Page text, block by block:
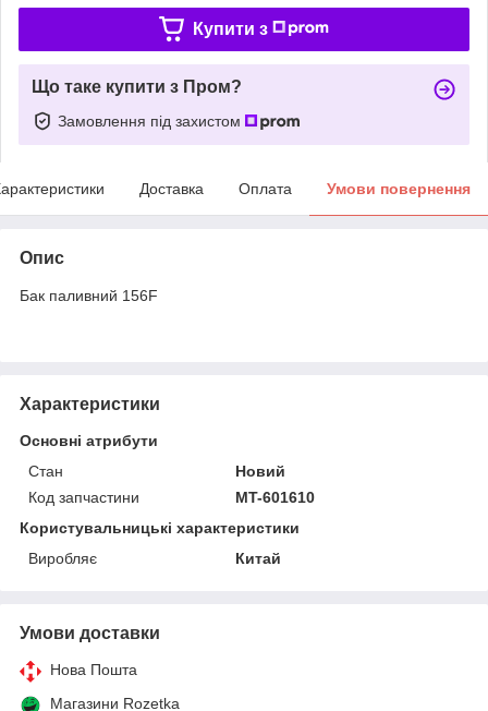
Купити з
Що таке купити з Пром?
Замовлення під захистом
Доставка Оплата Умови повернення
Опис
Бак паливний 156F
Характеристики
Основні атрибути
Стан
Новий
Код запчастини
MT-601610
Користувальницькі характеристики
Виробляє
Китай
Умови доставки
Нова Пошта
Магазини Rozetka